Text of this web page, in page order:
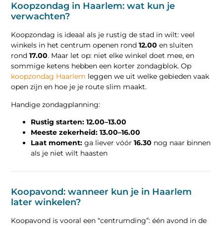
Koopzondag in Haarlem: wat kun je
verwachten?
Koopzondag is ideaal als je rustig de stad in wilt: veel
winkels in het centrum openen rond12.00 en sluiten
rond17.00. Maar let op: niet elke winkel doet mee, en
sommige ketens hebben een korter zondagblok. Op
koopzondag Haarlem leggen we uit welke gebieden vaak
open zijn en hoe je je route slim maakt.
Handige zondagplanning:
Rustig starten: 12.00–13.00
Meeste zekerheid: 13.00–16.00
Laat moment: ga liever vóór16.30 nog naar binnen
als je niet wilt haasten
Koopavond: wanneer kun je in Haarlem
later winkelen?
Koopavond is vooral een “centrumding”: één avond in de